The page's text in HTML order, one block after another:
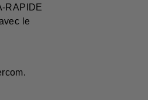
RAPIDE
le